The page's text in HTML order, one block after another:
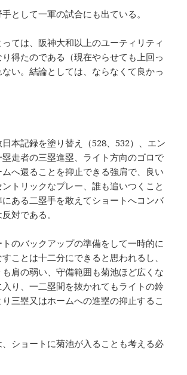
として一軍の試合にも出ている。
ては、阪神大和以上のユーティリティ
得たのである（現在やらせても上回っ
い。結論としては、ならなくて良かっ
本記録を塗り替え（528、532）、エン
塁走者の三塁進塁、ライト方向のゴロで
へ還ることを抑止できる強肩で、良い
トリックなプレー、誰も追いつくこと
ある二塁手を敢えてショートへコンバ
対である。
トのバックアップの準備をして一時的に
ことは十二分にできると思われるし、
肩の弱い、守備範囲も菊池ほど広くな
り、一二塁間を抜かれてもライトの鈴
三塁又はホームへの進塁の抑止するこ
ショートに菊池が入ることも考える必